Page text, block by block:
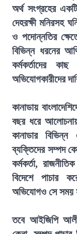
অর্থ সংগ্রহের
দেহরক্ষী মনিরসহ
ও পদোন্নতির
বিভিন্ন ধরনের
কর্মকর্তাদের
অভিযোগকারীদের
কানাডায়
বছর ধরে
কানাডার
ব্যক্তিদের সম্পদ
কর্মকর্তা,
বিদেশে পাচার
অভিযোগও সে সময়
তবে আইজিপি আলী